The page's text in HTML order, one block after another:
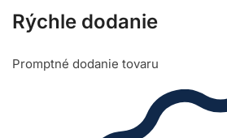
Rýchle dodanie
Promptné dodanie tovaru